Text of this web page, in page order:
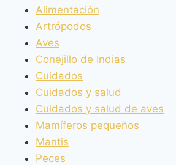
Alimentación
Artrópodos
Aves
Conejillo de Indias
Cuidados
Cuidados y salud
Cuidados y salud de aves
Mamíferos pequeños
Mantis
Peces